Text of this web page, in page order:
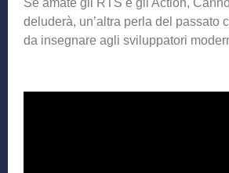
Se amate gli RTS e gli Action,
deluderà, un’altra perla del passato
da insegnare agli sviluppatori